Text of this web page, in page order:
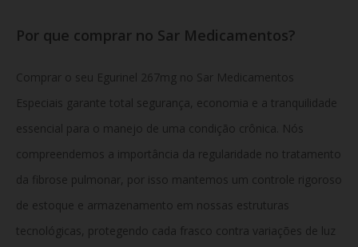
Por que comprar no Sar Medicamentos?
Comprar o seu Egurinel 267mg no Sar Medicamentos
Especiais garante total segurança, economia e a tranquilidade
essencial para o manejo de uma condição crônica. Nós
compreendemos a importância da regularidade no tratamento
da fibrose pulmonar, por isso mantemos um controle rigoroso
de estoque e armazenamento em nossas estruturas
tecnológicas, protegendo cada frasco contra variações de luz